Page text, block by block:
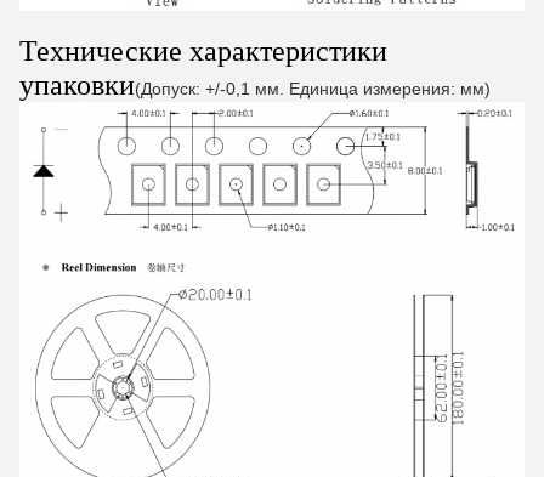
Технические характеристики
упаковки(Допуск: +/-0,1 мм. Единица измерения: мм)